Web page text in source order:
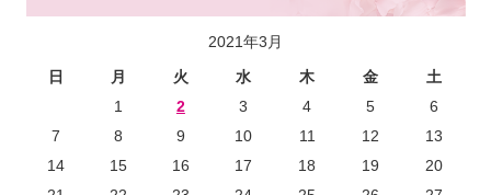
2021年3月
日
月 火 水 木 金
土
1
2 3 4 5
6
7
8 9 10 11 12
13
14
15 16 17 18 19
20